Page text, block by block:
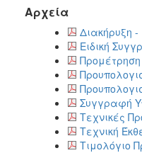
ΗΡΑΚΛΕΙΟ
Αρχεία
Διακήρυξη -
Ειδική
Συγγραφή
Τεχνικές
Τεχνική
Τιμολόγιο